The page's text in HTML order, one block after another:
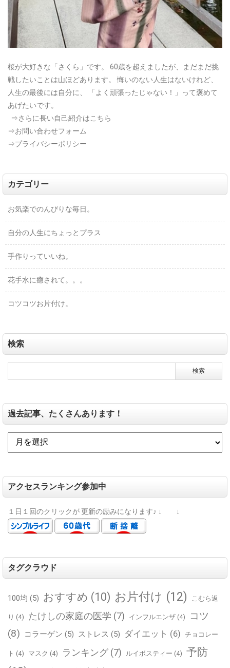
桜が大好きな「さくら」です。
60歳を超えましたが、まだまだ挑
戦したいことは山ほどあります。
悔いのない人生はないけれど、
人生の最後には自分に、
「よく頑張ったじゃない！」って褒めて
あげたいです。
⇒さらに長い自己紹介はこちら
⇒お問い合わせフォーム
⇒プライバシーポリシー
カテゴリー
お気楽でのんびりな毎日。
自分の人生にちょっとプラス
手作りっていいね。
花手水に癒されて。。。
コツコツお片付け。
検索
過去記事、たくさんあります！
アクセスランキング参加中
１日１回のクリックが更新の励みになります♪ ↓ ↓
タグクラウド
100均 (5) おすすめ (10) お片付け (12) こむら返
り (4) たけしの家庭の医学 (7) インフルエンザ (4)
コツ
(8)
コラーゲン (5) ストレス (5) ダイエット (6) チョコレー
ト (4) マスク (4) ランキング (7) ルイボスティー (4) 予防